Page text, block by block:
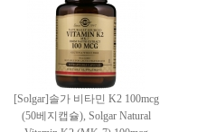
[Solgar]솔가 비타민 K2 100mcg
(50베지캡슐), Solgar Natural